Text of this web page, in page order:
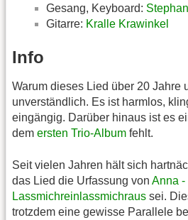
Gesang, Keyboard:
Gitarre: Kralle Krawinkel
Info
Warum dieses Lied über 20 Jahre
unverständlich. Es ist harmlos,
eingängig. Darüber hinaus ist es
dem ersten Trio-Album fehlt.
Seit vielen Jahren hält sich
das Lied die Urfassung von Anna -
Lassmichreinlassmichraus sei.
trotzdem eine gewisse Parallele